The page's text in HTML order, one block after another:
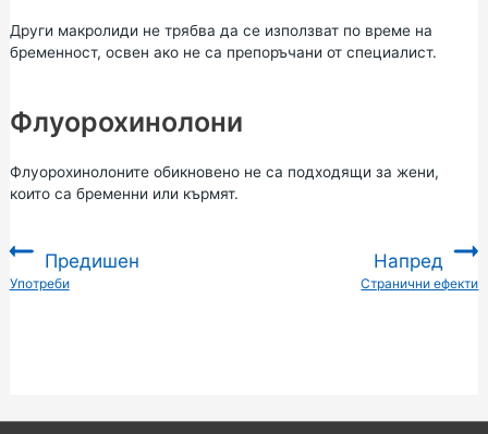
Други макролиди не трябва да се използват по време на
бременност, освен ако не са препоръчани от специалист.
Флуорохинолони
Флуорохинолоните обикновено не са подходящи за жени,
които са бременни или кърмят.
Предишен
:Употреби
Напред
Странични ефекти